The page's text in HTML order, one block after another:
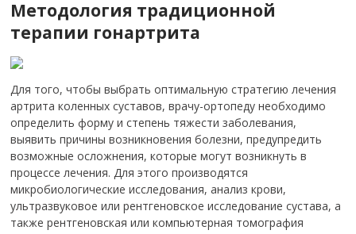
Методология традиционной
терапии гонартрита
Для того, чтобы выбрать оптимальную стратегию лечения
артрита коленных суставов, врачу-ортопеду необходимо
определить форму и степень тяжести заболевания,
выявить причины возникновения болезни, предупредить
возможные осложнения, которые могут возникнуть в
процессе лечения. Для этого производятся
микробиологические исследования, анализ крови,
ультразвуковое или рентгеновское исследование сустава, а
также рентгеновская или компьютерная томография